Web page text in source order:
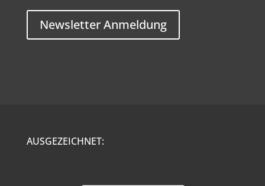
Newsletter Anmeldung
AUSGEZEICHNET: